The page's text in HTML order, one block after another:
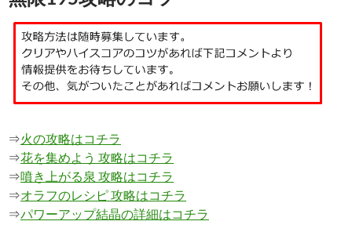
⇒火の攻略はコチラ
⇒花を集めよう 攻略はコチラ
⇒噴き上がる泉 攻略はコチラ
⇒オラフのレシピ 攻略はコチラ
⇒パワーアップ結晶の詳細はコチラ